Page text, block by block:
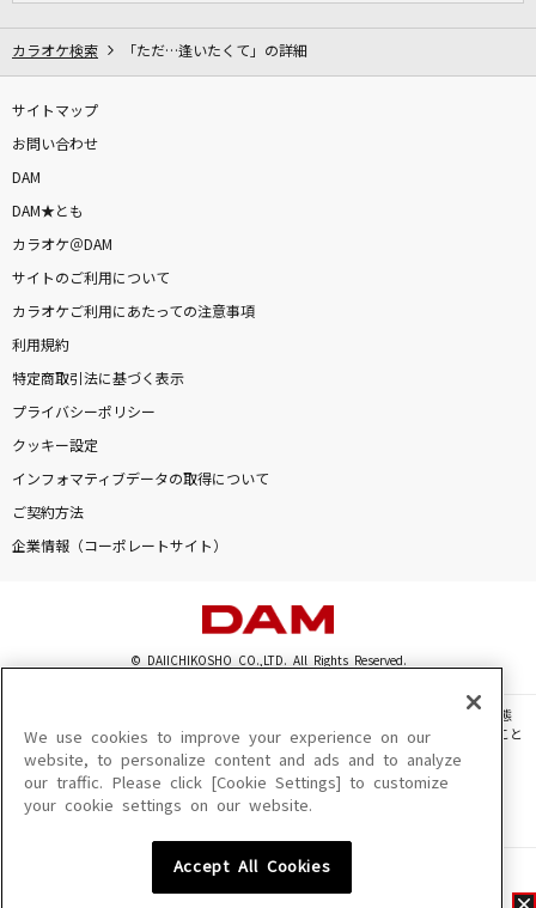
カラオケ検索 「ただ…逢いたくて」の詳細
サイトマップ
お問い合わせ
DAM
DAM★とも
カラオケ＠DAM
サイトのご利用について
カラオケご利用にあたっての注意事項
利用規約
特定商取引法に基づく表示
プライバシーポリシー
クッキー設定
インフォマティブデータの取得について
ご契約方法
企業情報（コーポレートサイト）
© DAIICHIKOSHO CO.,LTD. All Rights Reserved.
このサイトに掲載されている一切の文章・画像・写真・動画・音声等を、手段や形態
を問わず、著作権法の定める範囲を超えて無断で複製、転載、ファイル化などすること
を禁じます。
楽曲及びコンテンツは、機種によりご利用いただけない場合があります。
楽曲及びコンテンツの配信日、配信内容が変更になる場合があります。
We use cookies to improve your experience on our
website, to personalize content and ads and to analyze
our traffic. Please click [Cookie Settings] to customize
your cookie settings on our website.
Accept All Cookies